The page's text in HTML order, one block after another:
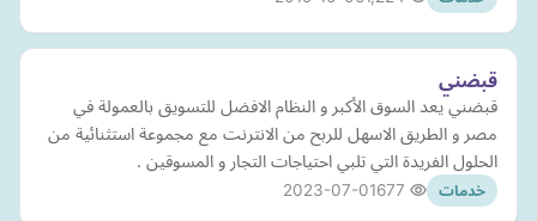
قبضني
قبضني يعد السوق الأكبر و النظام الافضل للتسويق بالعمولة في
مصر و الطريق الاسهل للربح من الانترنت مع مجموعة استثنائية من
الحلول الفريدة التي تلبي احتياجات التجار و المسوقين .
خدمات 2023-07-01